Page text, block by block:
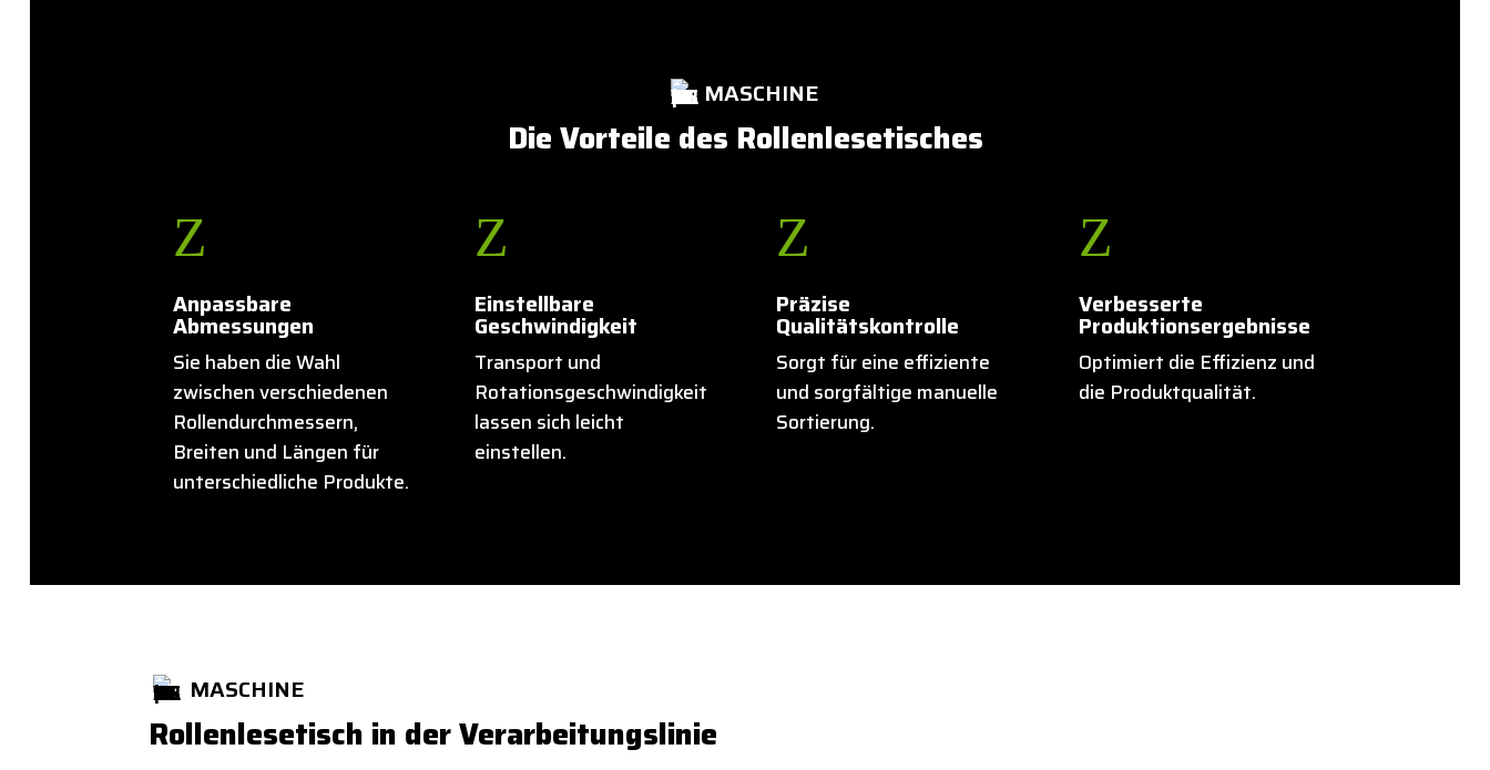
MASCHINE
Die Vorteile des Rollenlesetisches
Z
Anpassbare
Abmessungen
Sie haben die Wahl
zwischen verschiedenen
Rollendurchmessern,
Breiten und Längen für
unterschiedliche Produkte.
Z
Einstellbare
Geschwindigkeit
Transport und
Rotationsgeschwindigkeit
lassen sich leicht
einstellen.
Z
Präzise
Qualitätskontrolle
Sorgt für eine effiziente
und sorgfältige manuelle
Sortierung.
Z
Verbesserte
Produktionsergebnisse
Optimiert die Effizienz und
die Produktqualität.
MASCHINE
Rollenlesetisch in der Verarbeitungslinie